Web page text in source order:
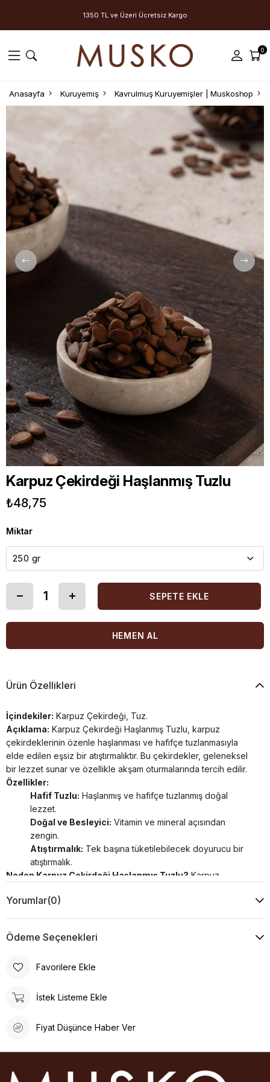
1350 TL ve Üzeri Ücretsiz Kargo
0
Anasayfa Kuruyemiş Kavrulmuş Kuruyemişler | Muskoshop
Karpuz Çekirdeği Haşlanmış Tuzlu
₺48,75
Miktar
Ürün Özellikleri
İçindekiler: Karpuz Çekirdeği, Tuz.
Açıklama: Karpuz Çekirdeği Haşlanmış Tuzlu, karpuz
çekirdeklerinin özenle haşlanması ve hafifçe tuzlanmasıyla
elde edilen eşsiz bir atıştırmalıktır. Bu çekirdekler, geleneksel
bir lezzet sunar ve özellikle akşam oturmalarında tercih edilir.
Özellikler:
Hafif Tuzlu: Haşlanmış ve hafifçe tuzlanmış doğal
lezzet.
Doğal ve Besleyici: Vitamin ve mineral açısından
zengin.
Atıştırmalık: Tek başına tüketilebilecek doyurucu bir
atıştırmalık.
Neden Karpuz Çekirdeği Haşlanmış Tuzlu? Karpuz
arayanlar için mükemmeldir. Hafif tuzlu tadı ve besleyici
Yorumlar(0)
Ödeme Seçenekleri
Favorilere Ekle
İstek Listeme Ekle
Fiyat Düşünce Haber Ver